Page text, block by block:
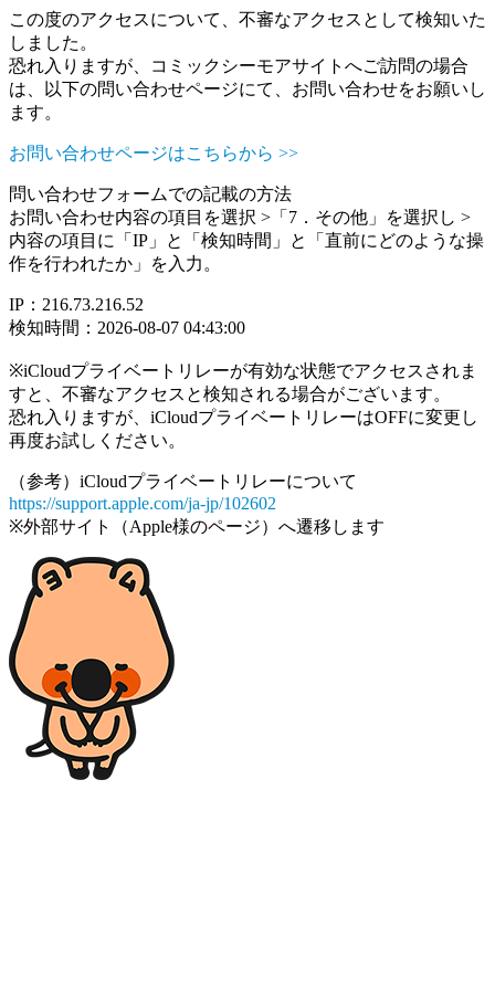
この度のアクセスについて、不審なアクセスとして検知いた
しました。
恐れ入りますが、コミックシーモアサイトへご訪問の場合
は、以下の問い合わせページにて、お問い合わせをお願いし
ます。
お問い合わせページはこちらから >>
問い合わせフォームでの記載の方法
お問い合わせ内容の項目を選択 >「7．その他」を選択し >
内容の項目に「IP」と「検知時間」と「直前にどのような操
作を行われたか」を入力。
IP：216.73.216.52
検知時間：2026-08-07 04:43:00
※iCloudプライベートリレーが有効な状態でアクセスされま
すと、不審なアクセスと検知される場合がございます。
恐れ入りますが、iCloudプライベートリレーはOFFに変更し
再度お試しください。
（参考）iCloudプライベートリレーについて
https://support.apple.com/ja-jp/102602
※外部サイト（Apple様のページ）へ遷移します